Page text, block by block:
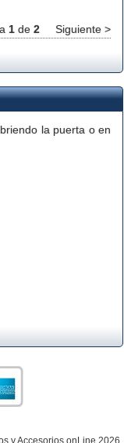
1 de 2 Siguiente >
la puerta o en
y Accesorios onLine 2026